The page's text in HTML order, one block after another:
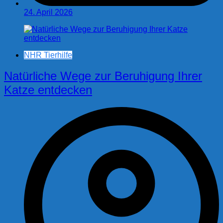
24. April 2026
NHR Tierhilfe
Natürliche Wege zur Beruhigung Ihrer
Katze entdecken